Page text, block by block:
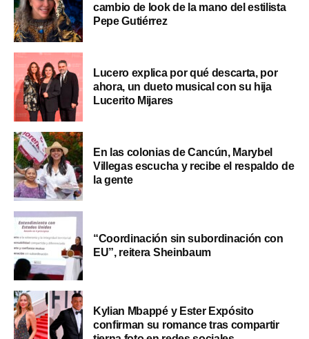
cambio de look de la mano del estilista
Pepe Gutiérrez
Lucero explica por qué descarta, por
ahora, un dueto musical con su hija
Lucerito Mijares
En las colonias de Cancún, Marybel
Villegas escucha y recibe el respaldo de
la gente
“Coordinación sin subordinación con
EU”, reitera Sheinbaum
Kylian Mbappé y Ester Expósito
confirman su romance tras compartir